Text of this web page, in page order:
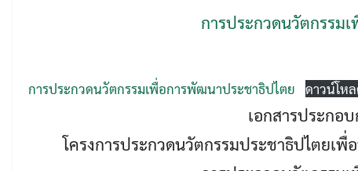
การประกวดนวัตกรรม
การประกวดนวัตกรรมเพื่อการพัฒนาประชาธิปไตย ดาวน์โห
เอกสารประกอ
โครงการประกวดนวัตกรรมประชาธิปไตยเ